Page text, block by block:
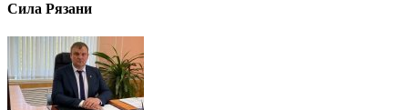
Сила Рязани